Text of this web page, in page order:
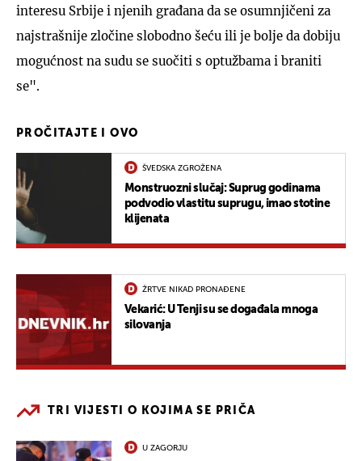
interesu Srbije i njenih građana da se osumnjičeni za
najstrašnije zločine slobodno šeću ili je bolje da dobiju
mogućnost na sudu se suočiti s optužbama i braniti
se".
PROČITAJTE I OVO
ŠVEDSKA ZGROŽENA
Monstruozni slučaj: Suprug godinama
podvodio vlastitu suprugu, imao stotine
klijenata
ŽRTVE NIKAD PRONAĐENE
Vekarić: U Tenji su se događala mnoga
silovanja
TRI VIJESTI O KOJIMA SE PRIČA
U ZAGORJU